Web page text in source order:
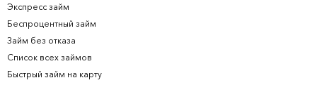
Экспресс займ
Беспроцентный займ
Займ без отказа
Список всех займов
Быстрый займ на карту